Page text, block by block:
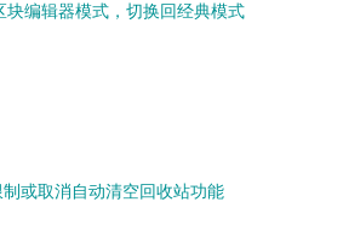
块编辑器模式，切换回经典模式
或取消自动清空回收站功能